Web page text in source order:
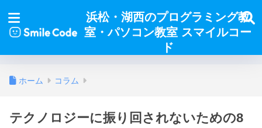
浜松・湖西のプログラミング教
室・パソコン教室 スマイルコー
ド
ホーム コラム
テクノロジーに振り回されないための8